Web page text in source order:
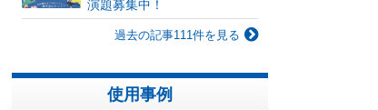
演題募集中！
過去の記事111件を見る
使用事例